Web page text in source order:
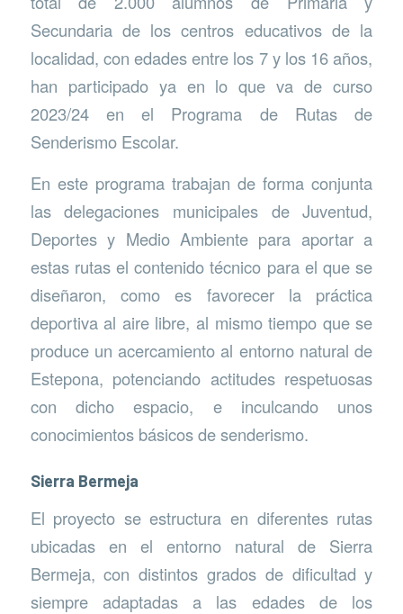
Secundaria de los centros educativos de la
localidad, con edades entre los 7 y los 16 años,
han participado ya en lo que va de curso
2023/24 en el Programa de Rutas de
Senderismo Escolar.
En este programa trabajan de forma conjunta
las delegaciones municipales de Juventud,
Deportes y Medio Ambiente para aportar a
estas rutas el contenido técnico para el que se
diseñaron, como es favorecer la práctica
deportiva al aire libre, al mismo tiempo que se
produce un acercamiento al entorno natural de
Estepona, potenciando actitudes respetuosas
con dicho espacio, e inculcando unos
conocimientos básicos de senderismo.
Sierra Bermeja
El proyecto se estructura en diferentes rutas
ubicadas en el entorno natural de Sierra
Bermeja, con distintos grados de dificultad y
siempre adaptadas a las edades de los